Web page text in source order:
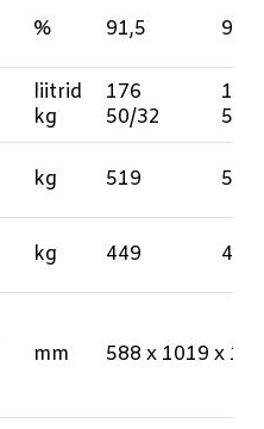
% 91,5 91,8
liitrid
kg
176
50/32
176
50/
kg 519 519
kg 449 449
mm 588 x 1019 x